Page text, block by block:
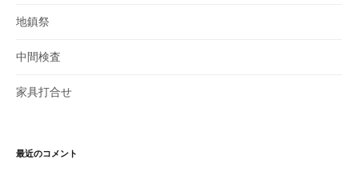
地鎮祭
中間検査
家具打合せ
最近のコメント